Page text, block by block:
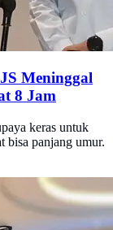
Meninggal
8 Jam
keras untuk
bisa panjang umur.